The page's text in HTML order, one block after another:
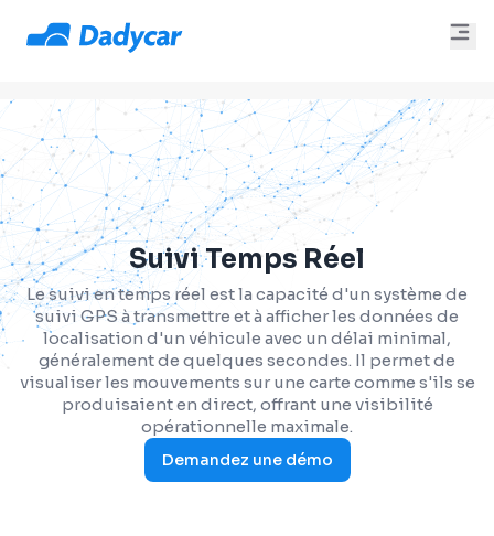
Suivi Temps Réel
Le suivi en temps réel est la capacité d'un système de
suivi GPS à transmettre et à afficher les données de
localisation d'un véhicule avec un délai minimal,
généralement de quelques secondes. Il permet de
visualiser les mouvements sur une carte comme s'ils se
produisaient en direct, offrant une visibilité
opérationnelle maximale.
Demandez une démo